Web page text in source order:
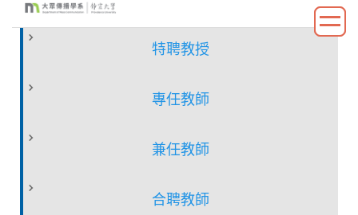
到
特聘教授
專任教師
兼任教師
合聘教師